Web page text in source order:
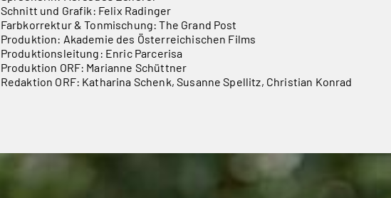
Schnitt und Grafik: Felix Radinger
Farbkorrektur & Tonmischung: The Grand Post
Produktion: Akademie des Österreichischen Films
Produktionsleitung: Enric Parcerisa
Produktion ORF: Marianne Schüttner
Redaktion ORF: Katharina Schenk, Susanne Spellitz, Christian Konrad